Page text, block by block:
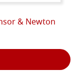
& Newton